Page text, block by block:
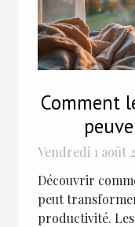
Comment
Vendredi 1 août
Découvrir
peut
productivité.